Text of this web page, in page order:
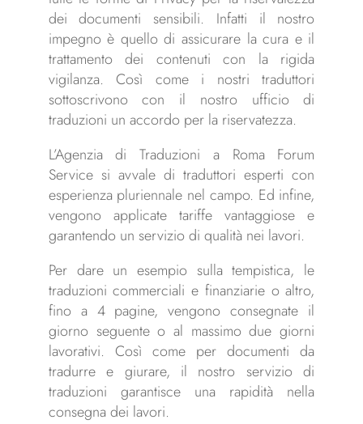
dei documenti sensibili. Infatti il nostro
impegno è quello di assicurare la cura e il
trattamento dei contenuti con la rigida
vigilanza. Così come i nostri traduttori
sottoscrivono con il nostro ufficio di
traduzioni un accordo per la riservatezza.
L’Agenzia di Traduzioni a Roma Forum
Service si avvale di traduttori esperti con
esperienza pluriennale nel campo. Ed infine,
vengono applicate tariffe vantaggiose e
garantendo un servizio di qualità nei lavori.
Per dare un esempio sulla tempistica, le
traduzioni commerciali e finanziarie o altro,
fino a 4 pagine, vengono consegnate il
giorno seguente o al massimo due giorni
lavorativi. Così come per documenti da
tradurre e giurare, il nostro servizio di
traduzioni garantisce una rapidità nella
consegna dei lavori.